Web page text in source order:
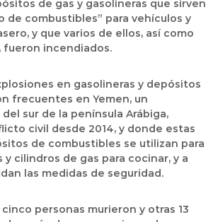
de gas y gasolineras que sirven
de combustibles” para vehículos y
y que varios de ellos, así como
fueron incendiados.
en gasolineras y depósitos
frecuentes en Yemen, un
sur de la península Arábiga,
civil desde 2014, y donde estas
de combustibles se utilizan para
cilindros de gas para cocinar, y a
las medidas de seguridad.
personas murieron y otras 13